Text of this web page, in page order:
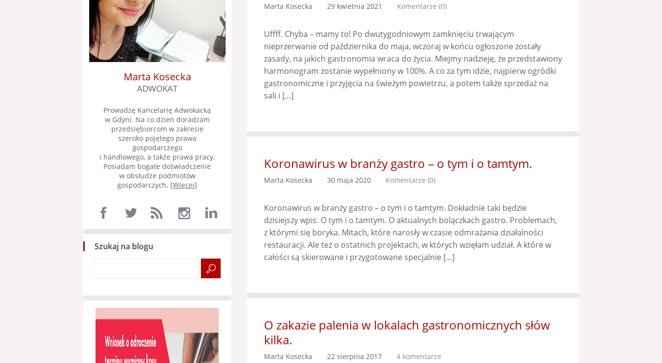
Marta Kosecka 29 kwietnia 2021 Komentarze (0)
Uffff. Chyba – mamy to! Po dwutygodniowym zamknięciu trwającym
nieprzerwanie od października do maja, wczoraj w końcu ogłoszone zostały
zasady, na jakich gastronomia wraca do życia. Miejmy nadzieję, że przedstawiony
harmonogram zostanie wypełniony w 100%. A co za tym idzie, najpierw ogródki
gastronomiczne i przyjęcia na świeżym powietrzu, a potem także sprzedaż na
sali i […]
Koronawirus w branży gastro – o tym i o tamtym.
Marta Kosecka 30 maja 2020 Komentarze (0)
Koronawirus w branży gastro – o tym i o tamtym. Dokładnie taki będzie
dzisiejszy wpis. O tym i o tamtym. O aktualnych bolączkach gastro. Problemach,
z którymi się boryka. Mitach, które narosły w czasie odmrażania działalności
restauracji. Ale też o ostatnich projektach, w których wzięłam udział. A które w
całości są skierowane i przygotowane specjalnie […]
O zakazie palenia w lokalach gastronomicznych słów
kilka.
Marta Kosecka 22 sierpnia 2017 4 komentarze
Marta Kosecka
ADWOKAT
Prowadzę Kancelarię Adwokacką
w Gdyni. Na co dzień doradzam
przedsiębiorcom w zakresie
szeroko pojętego prawa
gospodarczego
i handlowego, a także prawa pracy.
Posiadam bogate doświadczenie
w obsłudze podmiotów
gospodarczych. [Więcej]
Szukaj na blogu